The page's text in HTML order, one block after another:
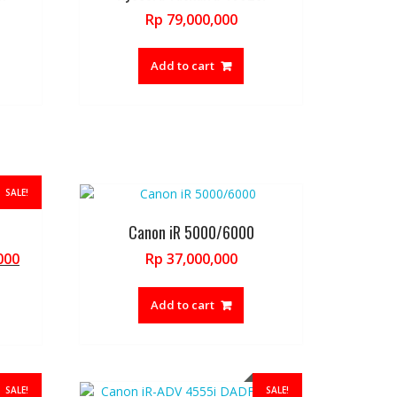
Rp 79,000,000
Add to cart
SALE!
Current
Canon iR 5000/6000
Rp 37,000,000
Add to cart
SALE! SALE!